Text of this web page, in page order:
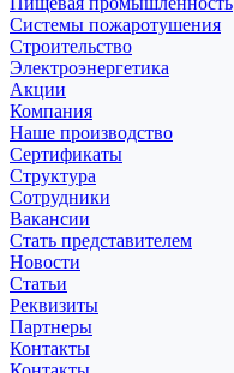
Системы пожаротушения
Строительство
Электроэнергетика
Акции
Компания
Наше производство
Сертификаты
Структура
Сотрудники
Вакансии
Стать представителем
Новости
Статьи
Реквизиты
Партнеры
Контакты